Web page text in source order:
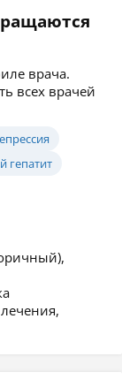
врача.
всех врачей
гепатит